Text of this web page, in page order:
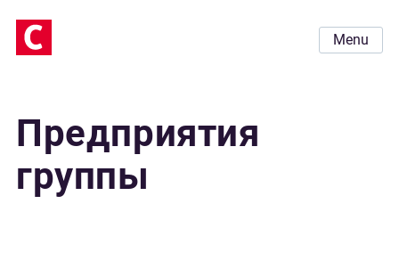
Menu
Предприятия
группы